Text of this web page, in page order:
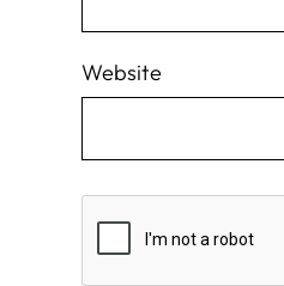
Website